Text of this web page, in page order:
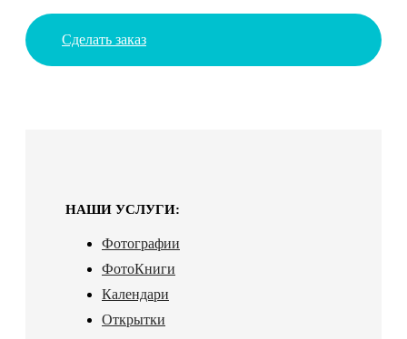
Сделать заказ
НАШИ УСЛУГИ:
Фотографии
ФотоКниги
Календари
Открытки